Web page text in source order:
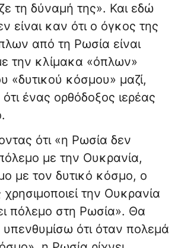
τη δύναμή της». Και εδώ
είναι καν ότι ο όγκος της
από τη Ρωσία είναι
την κλίμακα «όπλων»
«δυτικού κόσμου» μαζί,
ένας ορθόδοξος ιερέας
ότι «η Ρωσία δεν
με την Ουκρανία,
με τον δυτικό κόσμο, ο
την Ουκρανία
πόλεμο στη Ρωσία». Θα
ότι όταν πολεμά